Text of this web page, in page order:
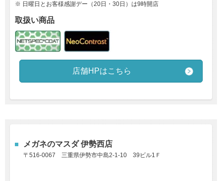
※ 日曜日とお客様感謝デー（20日・30日）は9時開店
取扱い商品
店舗HPはこちら
メガネのマスダ 伊勢西店
〒516-0067 三重県伊勢市中島2-1-10 39ビル1Ｆ